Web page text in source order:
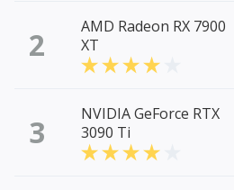
2
AMD Radeon RX 7900
XT
3
NVIDIA GeForce RTX
3090 Ti